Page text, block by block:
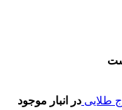
طلایی در انبار موجود